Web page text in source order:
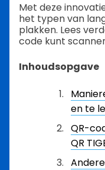
Met deze
het typen van
plakken. Lees
code kunt
Inhoudsopgave
en te
QR-
QR